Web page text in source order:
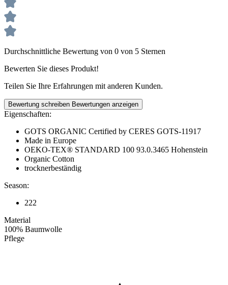
Durchschnittliche Bewertung von 0 von 5 Sternen
Bewerten Sie dieses Produkt!
Teilen Sie Ihre Erfahrungen mit anderen Kunden.
Bewertung schreiben Bewertungen anzeigen
Eigenschaften:
GOTS ORGANIC Certified by CERES GOTS-11917
Made in Europe
OEKO-TEX® STANDARD 100 93.0.3465 Hohenstein
Organic Cotton
trocknerbeständig
Season:
222
Material
100% Baumwolle
Pflege